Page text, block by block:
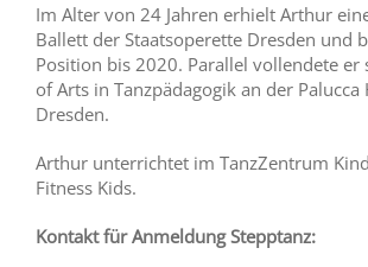
Im Alter von 24 Jahren erhielt Arthur
Ballett der Staatsoperette Dresden und
Position bis 2020. Parallel vollendete er
of Arts in Tanzpädagogik an der Palucca
Dresden.
Arthur unterrichtet im TanzZentrum
Fitness Kids.
Kontakt für Anmeldung Stepptanz: